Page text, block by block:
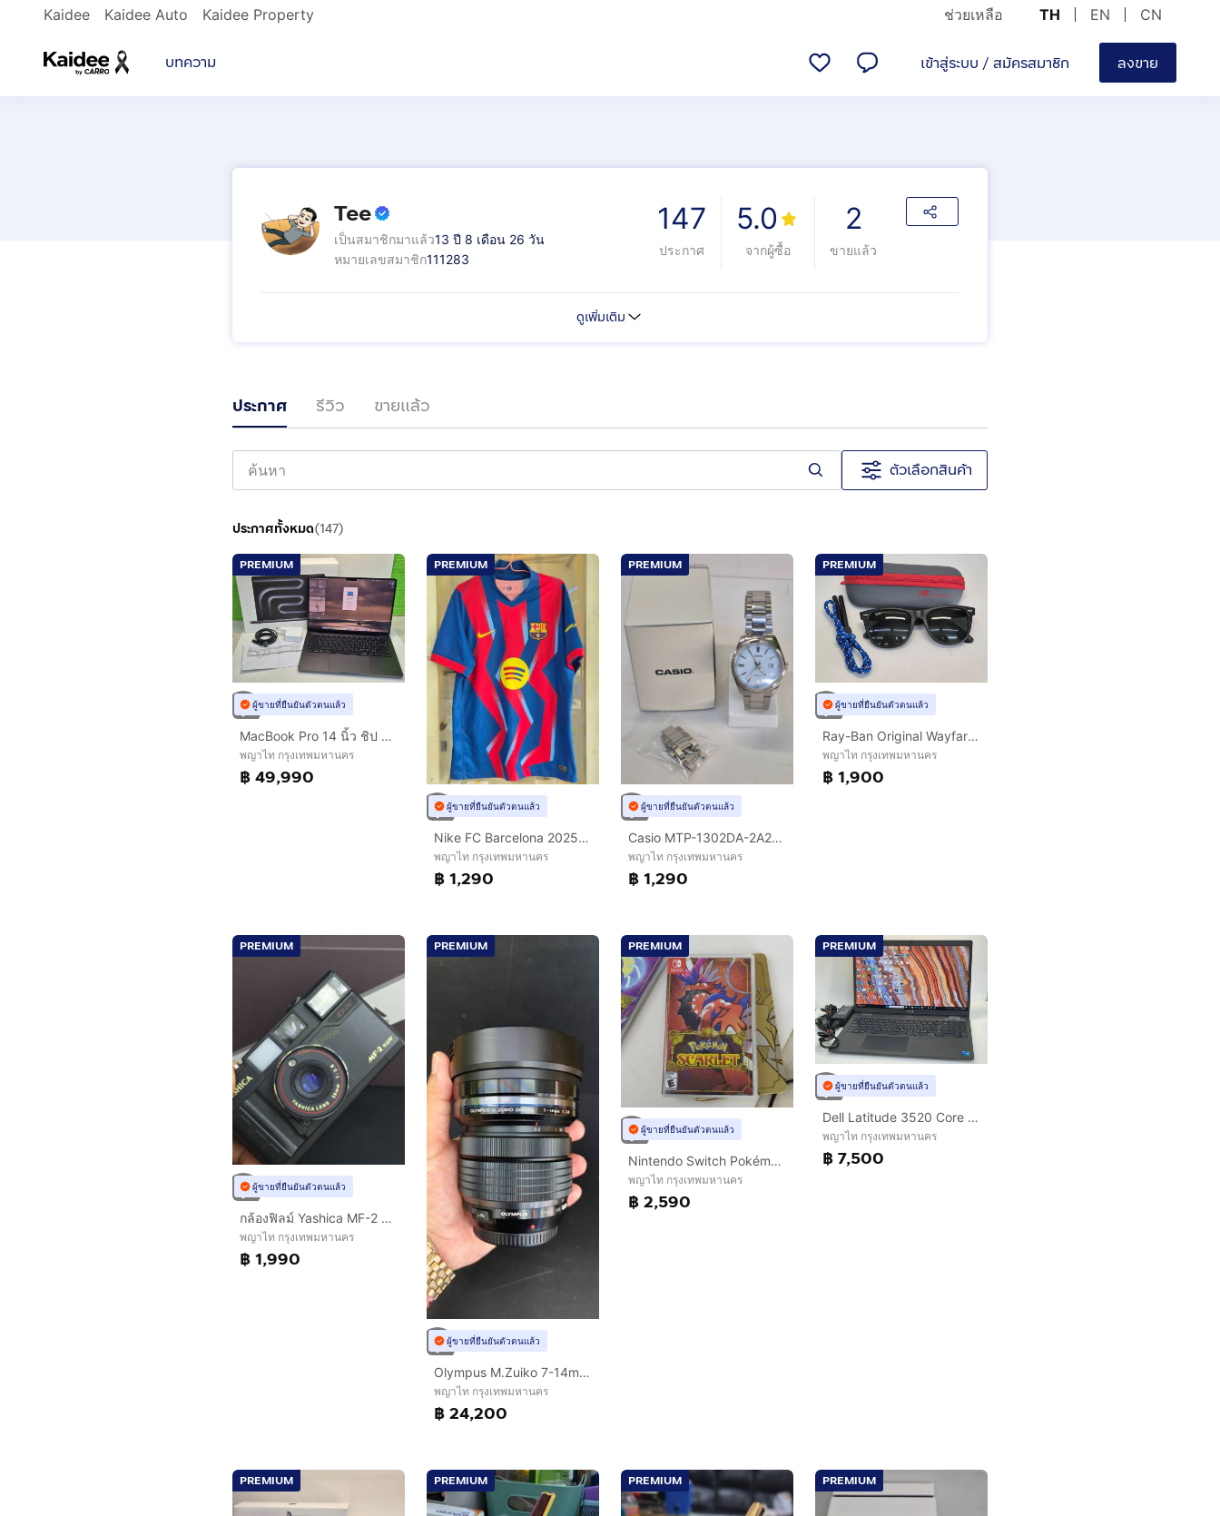
Kaidee Kaidee Auto Kaidee Property ช่วยเหลือ TH EN CN
บทความ เข้าสู่ระบบ / สมัครสมาชิก ลงขาย
Tee
เป็นสมาชิกมาแล้ว13 ปี 8 เดือน 26 วัน
หมายเลขสมาชิก111283
147
ประกาศ
5.0
จากผู้ซื้อ
2
ขายแล้ว
ดูเพิ่มเติม
ประกาศ รีวิว ขายแล้ว
ตัวเลือกสินค้า
ประกาศทั้งหมด(147)
PREMIUM
ผู้ขายที่ยืนยันตัวตนแล้ว
MacBook Pro 14 นิ้ว ชิป M5 RAM 16GB SSD 512GB แบต 100 ประกันศูนย์ถึง 25 ก.พ. 2570 ครบกล่อง
พญาไท กรุงเทพมหานคร
฿ 49,990
PREMIUM
ผู้ขายที่ยืนยันตัวตนแล้ว
Nike FC Barcelona 2025 26 Stadium Fourth เสื้อแท้ ไซซ์ L พร้อมป้ายและใบเสร็จ
พญาไท กรุงเทพมหานคร
฿ 1,290
PREMIUM
ผู้ขายที่ยืนยันตัวตนแล้ว
Casio MTP-1302DA-2A2VDF หน้าปัดฟ้า ชุดศูนย์ไทย ครบกล่อง มีประกันถึง 16 เม.ย. 2570
พญาไท กรุงเทพมหานคร
฿ 1,290
PREMIUM
ผู้ขายที่ยืนยันตัวตนแล้ว
Ray-Ban Original Wayfarer RB2140F 901S ไซซ์ 52 กรอบดําด้าน เลนส์เขียว G-15
พญาไท กรุงเทพมหานคร
฿ 1,900
PREMIUM
ผู้ขายที่ยืนยันตัวตนแล้ว
กล้องฟิลม์ Yashica MF-2 Super เลนส์ 35mm มีแฟลชในตัว
พญาไท กรุงเทพมหานคร
฿ 1,990
PREMIUM
ผู้ขายที่ยืนยันตัวตนแล้ว
Olympus M.Zuiko 7-14mm f2.8 PRO เลนส์มุมกว้างตัวท็อป
พญาไท กรุงเทพมหานคร
฿ 24,200
PREMIUM
ผู้ขายที่ยืนยันตัวตนแล้ว
Nintendo Switch Pokémon Scarlet Violet Double Pack ครบชุด พร้อม Steelbook กล่องเหล็ก Limited
พญาไท กรุงเทพมหานคร
฿ 2,590
PREMIUM
ผู้ขายที่ยืนยันตัวตนแล้ว
Dell Latitude 3520 Core i5 Gen 11 RAM 8GB SSD 256GB + HDD 1TB จอ 15.6" Full HD
พญาไท กรุงเทพมหานคร
฿ 7,500
PREMIUM PREMIUM PREMIUM PREMIUM